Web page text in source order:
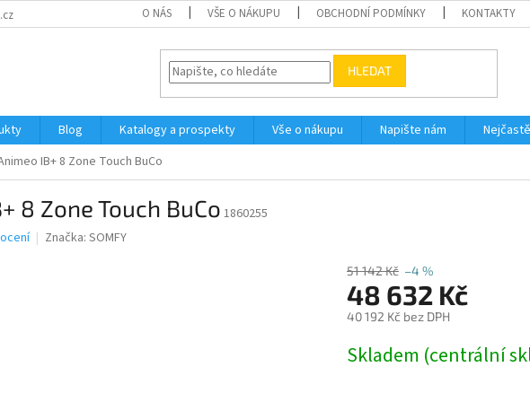
O NÁS VŠE O NÁKUPU OBCHODNÍ PODMÍNKY KONTAKTY
HLEDAT
Blog Katalogy a prospekty Vše o nákupu Napište nám
IB+ 8 Zone Touch BuCo
8 Zone Touch BuCo 1860255
Značka: SOMFY
51 142 Kč –4 %
48 632 Kč
40 192 Kč bez DPH
cena:
Skladem (centrální